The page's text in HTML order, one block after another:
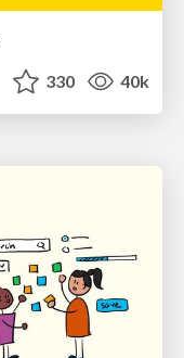
330 40k